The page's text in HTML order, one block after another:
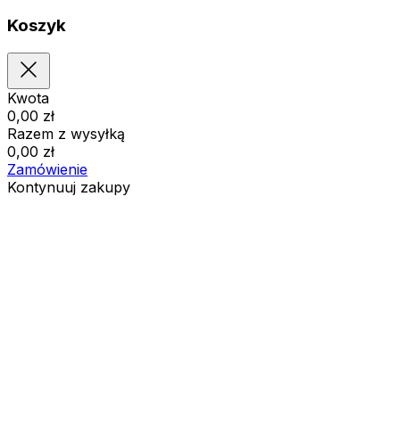
Koszyk
Kwota
0,00 zł
Razem z wysyłką
0,00 zł
Zamówienie
Kontynuuj zakupy